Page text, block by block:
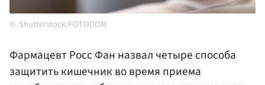
Shutterstock/FOTODOM
Фармацевт Росс Фан назвал четыре способа
защитить кишечник во время приема